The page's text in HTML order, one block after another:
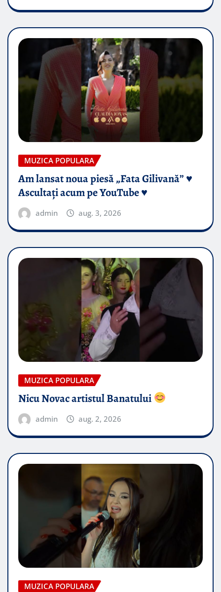
MUZICA POPULARA
Am lansat noua piesă „Fata Gilivană” ♥️
Ascultați acum pe YouTube ♥️
admin aug. 3, 2026
MUZICA POPULARA
Nicu Novac artistul Banatului
admin aug. 2, 2026
MUZICA POPULARA